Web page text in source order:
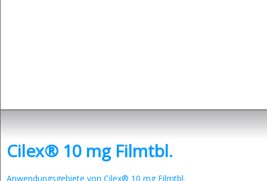
Cilex® 10 mg Filmtbl.
Anwendungsgebiete von Cilex® 10 mg Filmtbl.